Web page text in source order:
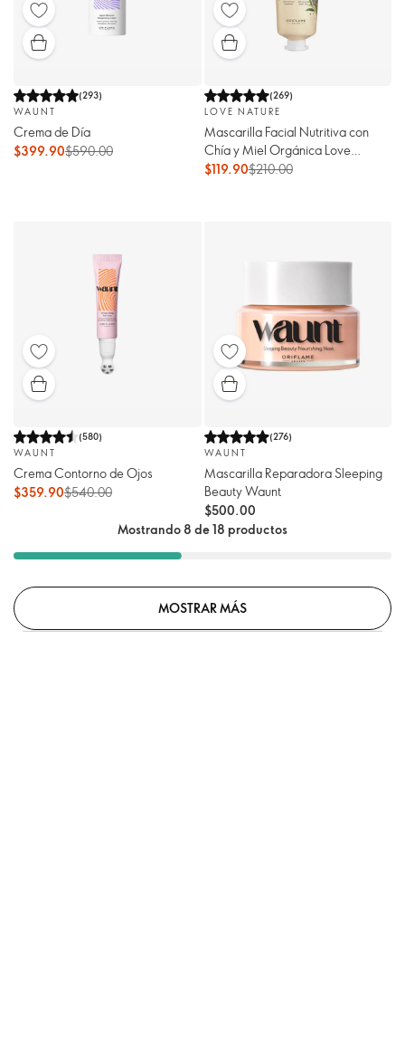
(293)
WAUNT
Crema de Día
$399.90$590.00
(269)
LOVE NATURE
Mascarilla Facial Nutritiva con
Chía y Miel Orgánica Love
Nature
$119.90$210.00
(580)
WAUNT
Crema Contorno de Ojos
$359.90$540.00
(276)
WAUNT
Mascarilla Reparadora Sleeping
Beauty Waunt
$500.00
Mostrando 8 de 18 productos
MOSTRAR MÁS